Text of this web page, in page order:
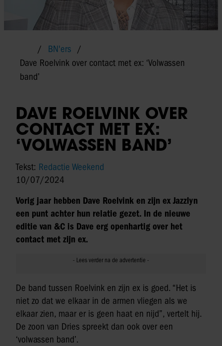
BN'ers
Dave Roelvink over contact met ex: ‘Volwassen
band’
DAVE ROELVINK OVER
CONTACT MET EX:
‘VOLWASSEN BAND’
Tekst: Redactie Weekend
10/07/2024
Vorig jaar hebben Dave Roelvink en zijn ex Jazzlyn
een punt achter hun relatie gezet. In de nieuwe
editie van &C is Dave erg openhartig over het
contact met zijn ex.
De band tussen Roelvink en zijn ex is goed. “Het is
niet zo dat we elkaar in de armen vliegen als we
elkaar zien, maar er is geen haat en nijd”, vertelt hij.
De zoon van Dries spreekt dan ook over een
‘volwassen band’.